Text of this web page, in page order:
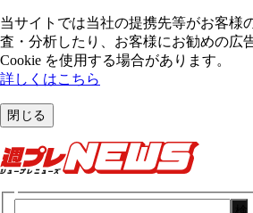
当サイトでは当社の提携先等がお客様
査・分析したり、お客様にお勧めの広
Cookie を使⽤する場合があります。
詳しくはこちら
閉じる